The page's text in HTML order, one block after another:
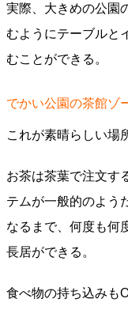
実際、大きめの公園
むようにテーブルと
むことができる。
でかい公園の茶館ゾ
これが素晴らしい場
お茶は茶葉で注文す
テムが一般的のよう
なるまで、何度も何
長居ができる。
食べ物の持ち込みも